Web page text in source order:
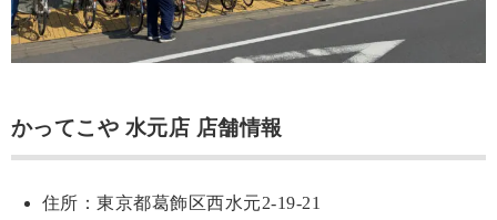
かってこや 水元店 店舗情報
住所：東京都葛飾区西水元2-19-21